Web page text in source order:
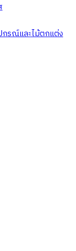
รณ์และไม้ตกแต่ง